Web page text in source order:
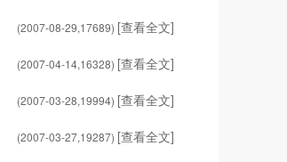
(2007-08-29,17689) [查看全文]
(2007-04-14,16328) [查看全文]
(2007-03-28,19994) [查看全文]
(2007-03-27,19287) [查看全文]